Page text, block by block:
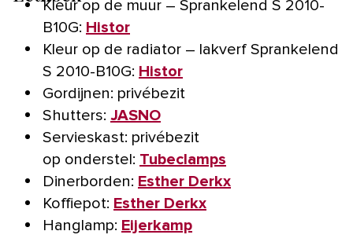
Kleur op de muur – Sprankelend S 2010-
B10G: Histor
Kleur op de radiator – lakverf Sprankelend
S 2010-B10G: Histor
Gordijnen: privébezit
Shutters: JASNO
Servieskast: privébezit
op onderstel: Tubeclamps
Dinerborden: Esther Derkx
Koffiepot: Esther Derkx
Hanglamp: Eijerkamp